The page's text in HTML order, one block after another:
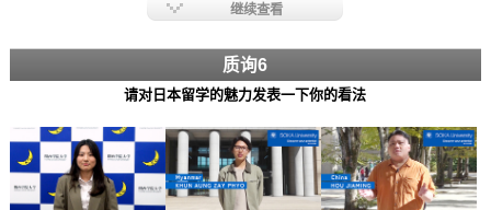
继续查看
质询6
请对日本留学的魅力发表一下你的看法